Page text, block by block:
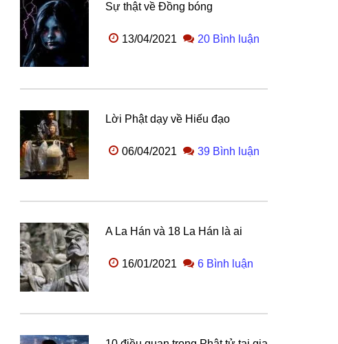
Sự thật về Đồng bóng
13/04/2021 20 Bình luận
Lời Phật dạy về Hiếu đạo
06/04/2021 39 Bình luận
A La Hán và 18 La Hán là ai
16/01/2021 6 Bình luận